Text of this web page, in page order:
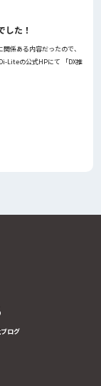
した！
係ある内容だったので、
Liteの公式HPにて 「DX推
ログ